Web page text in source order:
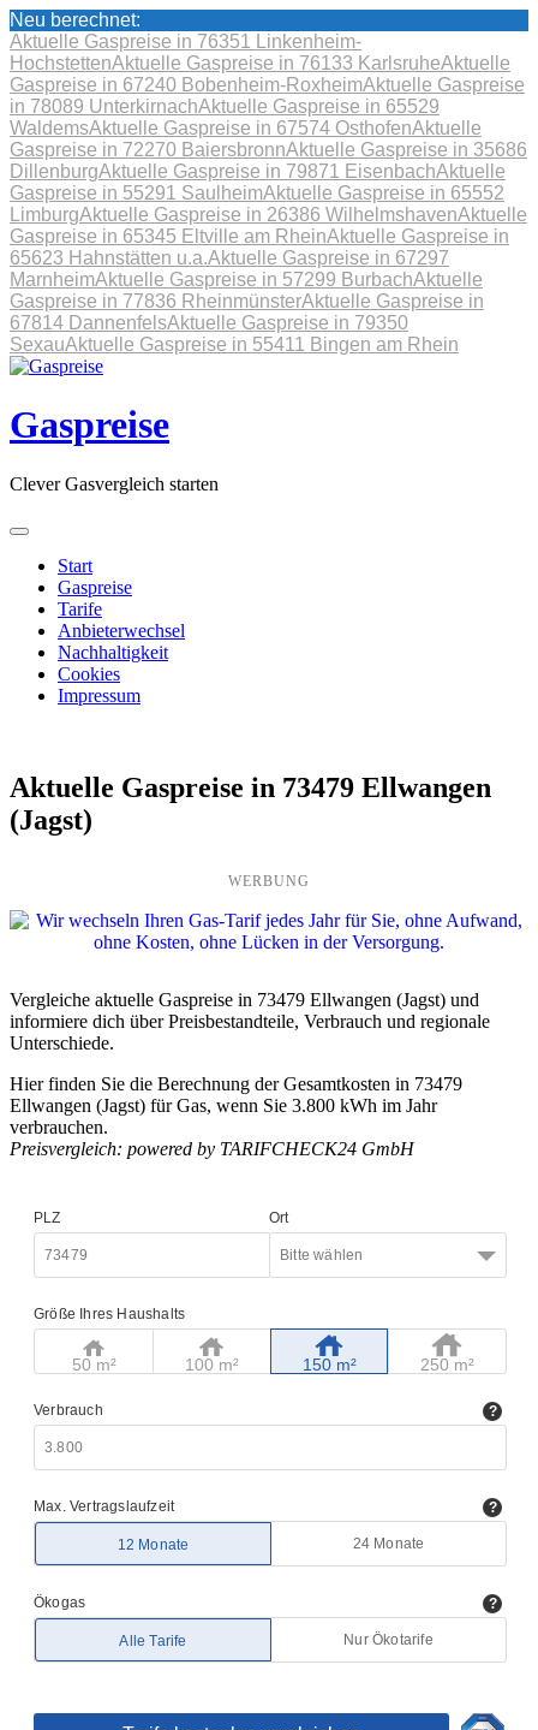
Neu berechnet:
Aktuelle Gaspreise in 76351 Linkenheim-
HochstettenAktuelle Gaspreise in 76133 KarlsruheAktuelle
Gaspreise in 67240 Bobenheim-RoxheimAktuelle Gaspreise
in 78089 UnterkirnachAktuelle Gaspreise in 65529
WaldemsAktuelle Gaspreise in 67574 OsthofenAktuelle
Gaspreise in 72270 BaiersbronnAktuelle Gaspreise in 35686
DillenburgAktuelle Gaspreise in 79871 EisenbachAktuelle
Gaspreise in 55291 SaulheimAktuelle Gaspreise in 65552
LimburgAktuelle Gaspreise in 26386 WilhelmshavenAktuelle
Gaspreise in 65345 Eltville am RheinAktuelle Gaspreise in
65623 Hahnstätten u.a.Aktuelle Gaspreise in 67297
MarnheimAktuelle Gaspreise in 57299 BurbachAktuelle
Gaspreise in 77836 RheinmünsterAktuelle Gaspreise in
67814 DannenfelsAktuelle Gaspreise in 79350
SexauAktuelle Gaspreise in 55411 Bingen am Rhein
Skip
content
Gaspreise
Clever Gasvergleich starten
Start
Gaspreise
Tarife
Anbieterwechsel
Nachhaltigkeit
Cookies
Impressum
Aktuelle Gaspreise in 73479 Ellwangen
(Jagst)
WERBUNG
Vergleiche aktuelle Gaspreise in 73479 Ellwangen (Jagst) und
informiere dich über Preisbestandteile, Verbrauch und regionale
Unterschiede.
Hier finden Sie die Berechnung der Gesamtkosten in 73479
Ellwangen (Jagst) für Gas, wenn Sie 3.800 kWh im Jahr
verbrauchen.
Preisvergleich: powered by TARIFCHECK24 GmbH